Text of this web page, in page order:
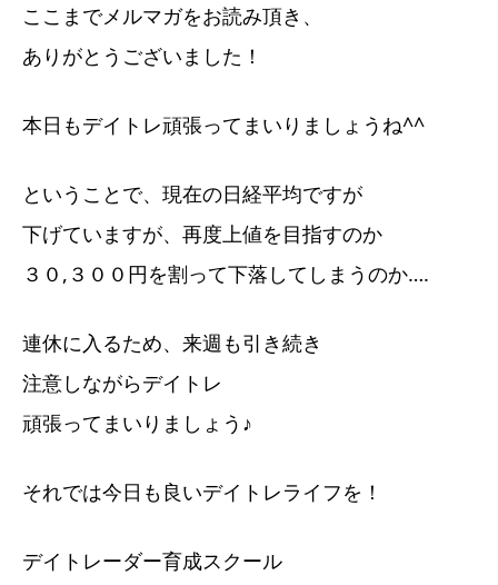
ここまでメルマガをお読み頂き、
ありがとうございました！
本日もデイトレ頑張ってまいりましょうね^^
ということで、現在の日経平均ですが
下げていますが、再度上値を目指すのか
３０,３００円を割って下落してしまうのか….
連休に入るため、来週も引き続き
注意しながらデイトレ
頑張ってまいりましょう♪
それでは今日も良いデイトレライフを！
デイトレーダー育成スクール